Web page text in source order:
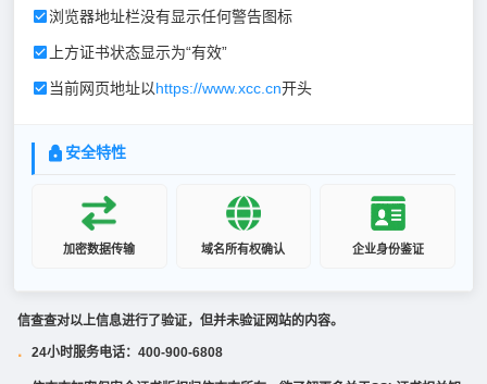
浏览器地址栏没有显示任何警告图标
上方证书状态显示为“有效”
当前网页地址以https://www.xcc.cn开头
安全特性
加密数据传输 域名所有权确认 企业身份鉴证
信查查对以上信息进行了验证，但并未验证网站的内容。
· 24小时服务电话：400-900-6808